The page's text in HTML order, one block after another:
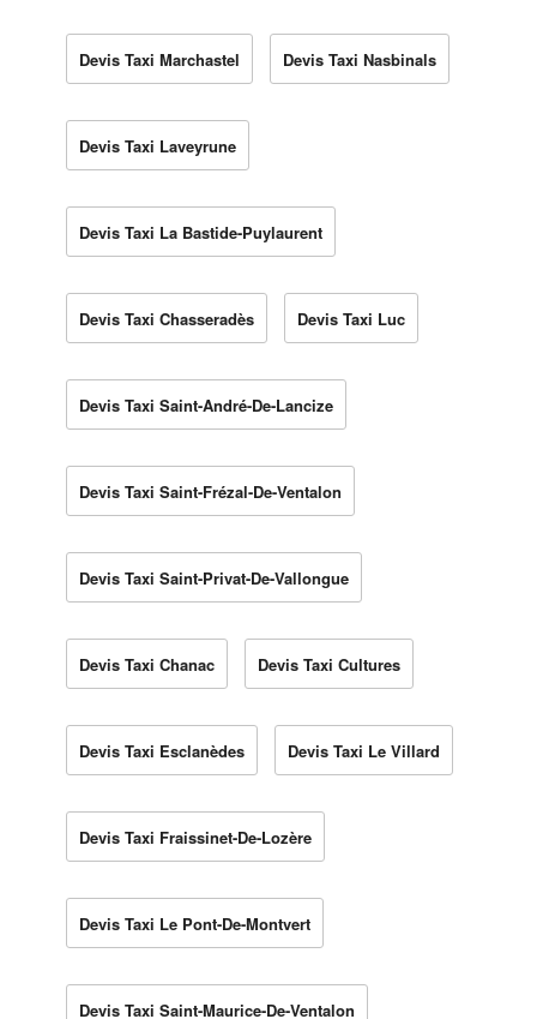
Devis Taxi Marchastel Devis Taxi Nasbinals
Devis Taxi Laveyrune
Devis Taxi La Bastide-Puylaurent
Devis Taxi Chasseradès Devis Taxi Luc
Devis Taxi Saint-André-De-Lancize
Devis Taxi Saint-Frézal-De-Ventalon
Devis Taxi Saint-Privat-De-Vallongue
Devis Taxi Chanac Devis Taxi Cultures
Devis Taxi Esclanèdes Devis Taxi Le Villard
Devis Taxi Fraissinet-De-Lozère
Devis Taxi Le Pont-De-Montvert
Devis Taxi Saint-Maurice-De-Ventalon